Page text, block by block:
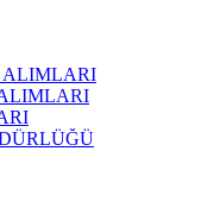
ALIMLARI